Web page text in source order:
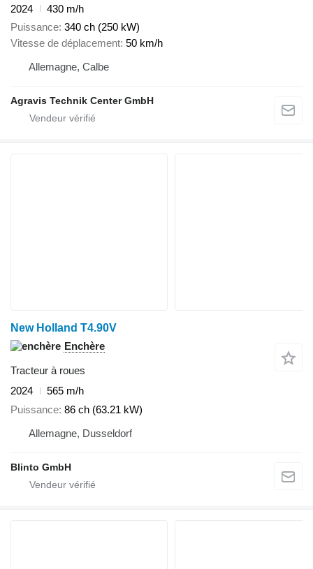
2024
430 m/h
Puissance 340 ch (250 kW)
Vitesse de déplacement 50 km/h
Allemagne, Calbe
Agravis Technik Center GmbH
New Holland T4.90V
Enchère
Tracteur à roues
2024
565 m/h
Puissance 86 ch (63.21 kW)
Allemagne, Dusseldorf
Blinto GmbH